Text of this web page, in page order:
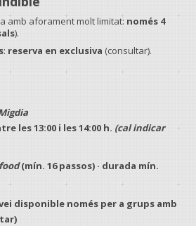
amb aforament molt limitat: només 4
).
: reserva en exclusiva (consultar).
les13:00 i les14:00 h. (cal indicar
(mín. 16 passos) · durada mín.
disponible només per a grups amb